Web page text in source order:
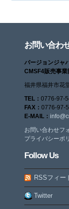
お問い合わ
バージョンジャ
CMSF4販売事業
福井県福井市花
TEL： 0776-97-
FAX： 0776-97-
E-MAIL：
お問い合わせフ
プライバシーポ
Follow Us
RSSフィー
Twitter